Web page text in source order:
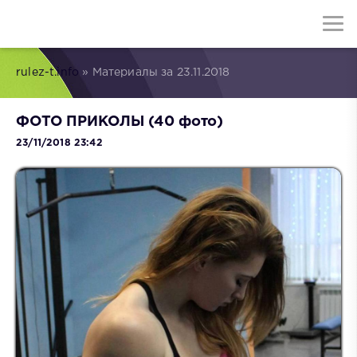
rulez-t.info » Материалы за 23.11.2018
ФОТО ПРИКОЛЫ (40 фото)
23/11/2018 23:42